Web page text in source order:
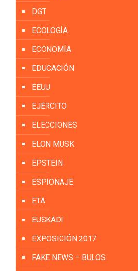
DGT
ECOLOGÍA
ECONOMÍA
EDUCACIÓN
EEUU
EJÉRCITO
ELECCIONES
ELON MUSK
EPSTEIN
ESPIONAJE
ETA
EUSKADI
EXPOSICIÓN 2017
FAKE NEWS – BULOS